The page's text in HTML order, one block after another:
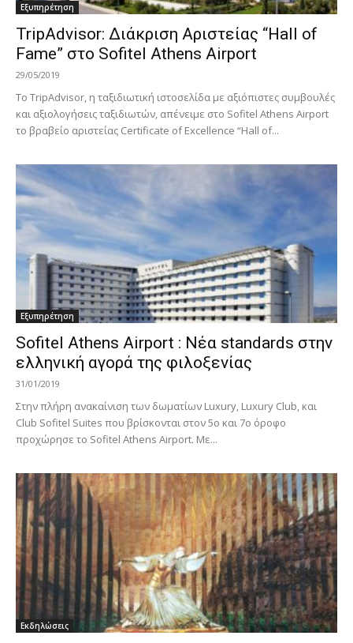
Εξυπηρέτηση
TripAdvisor: Διάκριση Αριστείας “Hall of
Fame” στο Sofitel Athens Airport
29/05/2019
Το TripAdvisor, η ταξιδιωτική ιστοσελίδα με αξιόπιστες συμβουλές
και αξιολογήσεις ταξιδιωτών, απένειμε στο Sofitel Athens Airport
τo βραβείο αριστείας Certificate of Excellence “Hall of...
Εξυπηρέτηση
Sofitel Athens Airport : Νέα standards στην
ελληνική αγορά της φιλοξενίας
31/01/2019
Στην πλήρη ανακαίνιση των δωματίων Luxury, Luxury Club, και
Club Sofitel Suites που βρίσκονται στον 5ο και 7ο όροφο
προχώρησε το Sofitel Athens Airport. Με...
Εκδηλώσεις